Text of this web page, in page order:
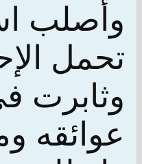
وأصلب
تحمل
وثابرت
عوائقه